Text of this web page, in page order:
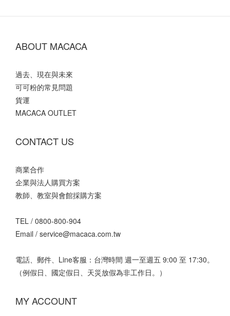
ABOUT MACACA
過去、現在與未來
可可粉的常見問題
貨運
MACACA OUTLET
CONTACT US
商業合作
企業與法人購買方案
教師、教室與會館採購方案
TEL / 0800-800-904
Email / service@macaca.com.tw
電話、郵件、Line客服：台灣時間 週一至週五 9:00 至 17:30。
（例假日、國定假日、天災放假為非工作日。）
MY ACCOUNT